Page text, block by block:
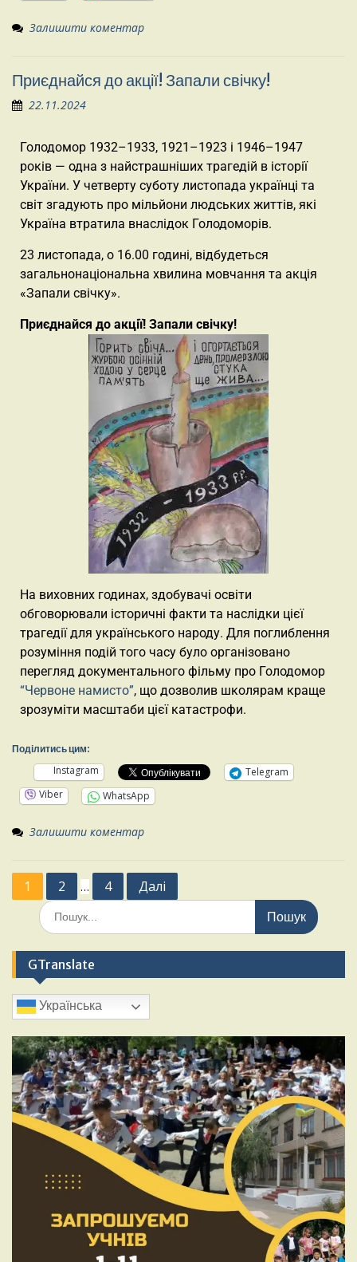
Залишити коментар
Приєднайся до акції! Запали свічку!
22.11.2024
Голодомор 1932–1933, 1921–1923 і 1946–1947
років — одна з найстрашніших трагедій в історії
України. У четверту суботу листопада українці та
світ згадують про мільйони людських життів, які
Україна втратила внаслідок Голодоморів.
23 листопада, о 16.00 годині, відбудеться
загальнонаціональна хвилина мовчання та акція
«Запали свічку».
Приєднайся до акції! Запали свічку!
На виховних годинах, здобувачі освіти
обговорювали історичні факти та наслідки цієї
трагедії для українського народу. Для поглиблення
розуміння подій того часу було організовано
перегляд документального фільму про Голодомор
“Червоне намисто”, що дозволив школярам краще
зрозуміти масштаби цієї катастрофи.
Поділитись цим:
Instagram
Telegram
Viber
WhatsApp
Залишити коментар
1 2 … 4 Далі
GTranslate
Українська